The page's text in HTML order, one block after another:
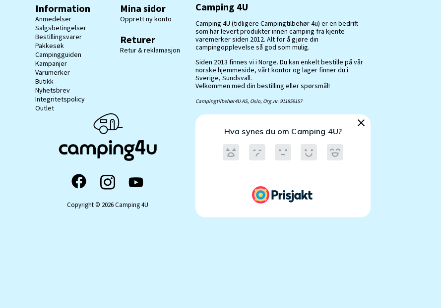
Information
Anmedelser
Salgsbetingelser
Bestillingsvarer
Pakkesøk
Campingguiden
Kampanjer
Varumerker
Butikk
Nyhetsbrev
Integritetspolicy
Outlet
Mina sidor
Opprett ny konto
Returer
Retur & reklamasjon
Camping 4U
Camping 4U (tidligere Campingtilbehør 4u) er en bedrift
som har levert produkter innen camping fra kjente
varemerker siden 2012. Alt for å gjøre din
campingopplevelse så god som mulig.
Siden 2013 finnes vi i Norge. Du kan enkelt bestille på vår
norske hjemmeside, vårt kontor og lager finner du i
Sverige, Sundsvall.
Velkommen med din bestilling eller spørsmål!
Campingtilbehør4U AS, Oslo, Org.nr. 911859157
Copyright © 2026 Camping 4U